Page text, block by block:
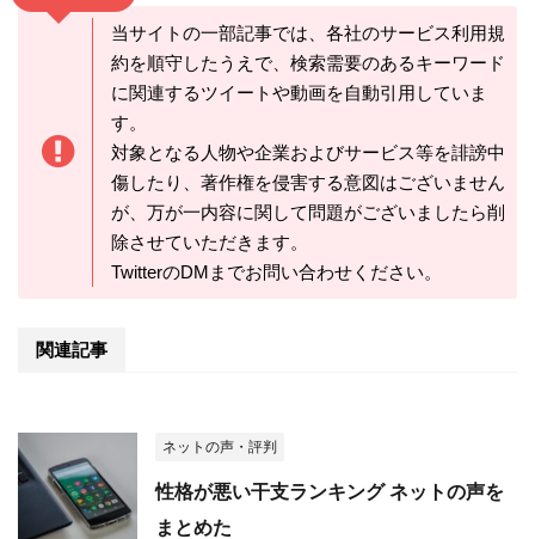
当サイトの一部記事では、各社のサービス利用規
約を順守したうえで、検索需要のあるキーワード
に関連するツイートや動画を自動引用していま
す。
対象となる人物や企業およびサービス等を誹謗中
傷したり、著作権を侵害する意図はございません
が、万が一内容に関して問題がございましたら削
除させていただきます。
TwitterのDMまでお問い合わせください。
関連記事
ネットの声・評判
性格が悪い干支ランキング ネットの声を
まとめた